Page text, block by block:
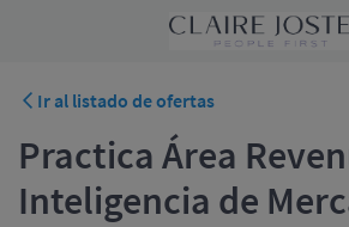
Ir al listado de ofertas
Practica Área
Inteligencia de